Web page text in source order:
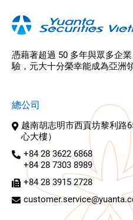
憑藉著超過 50 多年與眾多企
驗，元大十分榮幸能成為亞洲
總公司
越南胡志明市西貢坊黎利路
心大樓）
+84 28 3622 6868
+84 28 7303 8989
+84 28 3915 2728